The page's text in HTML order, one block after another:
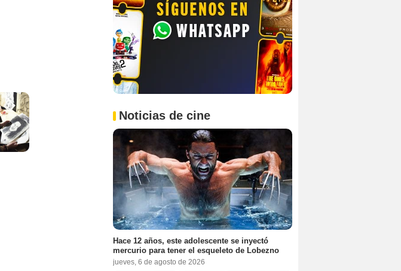
Noticias de cine
Hace 12 años, este adolescente se inyectó
mercurio para tener el esqueleto de Lobezno
jueves, 6 de agosto de 2026